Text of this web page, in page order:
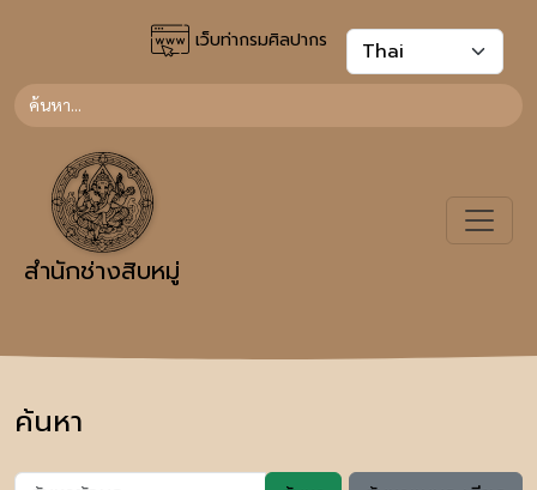
เว็บท่ากรมศิลปากร
สำนักช่างสิบหมู่
ค้นหา